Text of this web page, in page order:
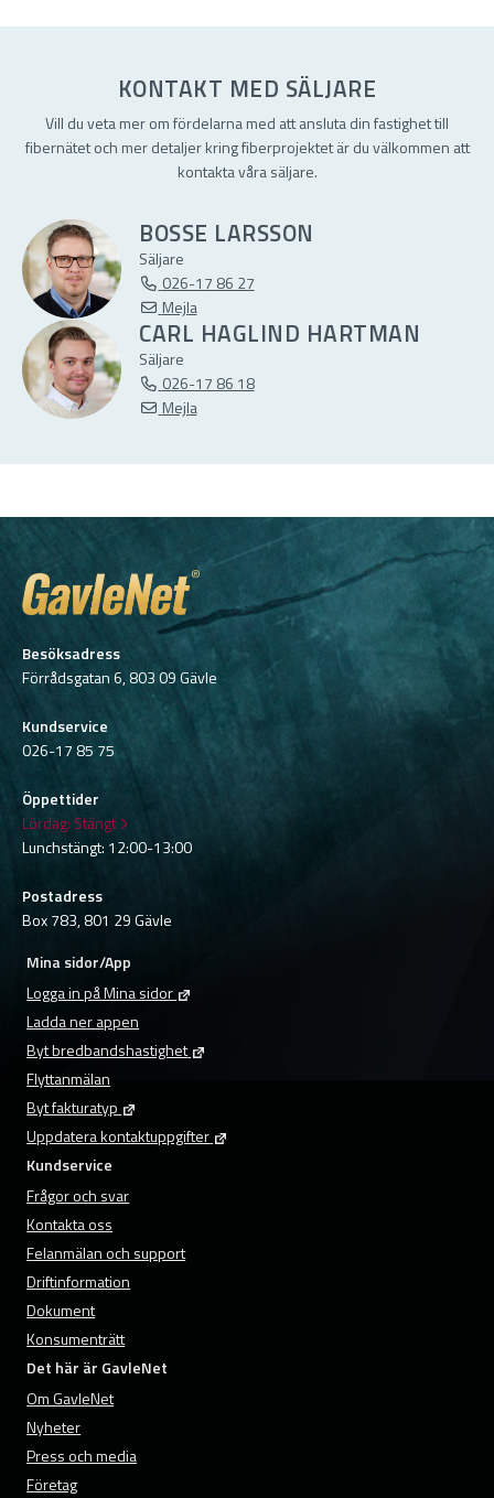
KONTAKT MED SÄLJARE
Vill du veta mer om fördelarna med att ansluta din fastighet till
fibernätet och mer detaljer kring fiberprojektet är du välkommen att
kontakta våra säljare.
BOSSE LARSSON
Säljare
026-17 86 27
Mejla
CARL HAGLIND HARTMAN
Säljare
026-17 86 18
Mejla
Besöksadress
Förrådsgatan 6, 803 09 Gävle
Kundservice
026-17 85 75
Öppettider
Lördag: Stängt
Lunchstängt: 12:00-13:00
Postadress
Box 783, 801 29 Gävle
Mina sidor/App
Logga in på Mina sidor
Ladda ner appen
Byt bredbandshastighet
Flyttanmälan
Byt fakturatyp
Uppdatera kontaktuppgifter
Kundservice
Frågor och svar
Kontakta oss
Felanmälan och support
Driftinformation
Dokument
Konsumenträtt
Det här är GavleNet
Om GavleNet
Nyheter
Press och media
Företag